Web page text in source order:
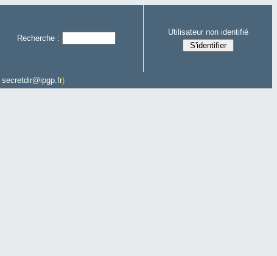
Recherche :
Utilisateur non identifié
secretdir@ipgp.fr)